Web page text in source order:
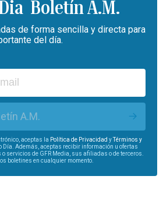
Boletín A.M.
de forma sencilla y directa para
del día.
A.M.
aceptas la Política de Privacidad yTérminos y
Día. Además, aceptas recibir información u ofertas
servicios de GFR Media, sus afiliadas o de terceros.
boletines en cualquier momento.